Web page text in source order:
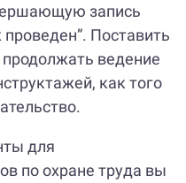
запись
Поставить
ведение
как того
для
по охране труда вы